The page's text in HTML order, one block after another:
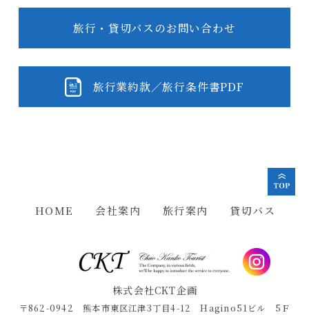
旅行・貸切バスのお問い合わせ
旅行業約款／旅行条件書PDF
HOME 会社案内 旅行案内 貸切バス
株式会社CKT企画
〒862-0942 熊本市東区江津3丁目4-12 Hagino51ビル 5Ｆ